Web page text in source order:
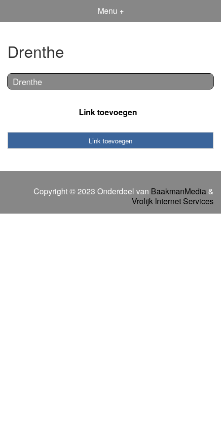
Menu +
Drenthe
Drenthe
Link toevoegen
Link toevoegen
Copyright © 2023 Onderdeel van BaakmanMedia &
Vrolijk Internet Services